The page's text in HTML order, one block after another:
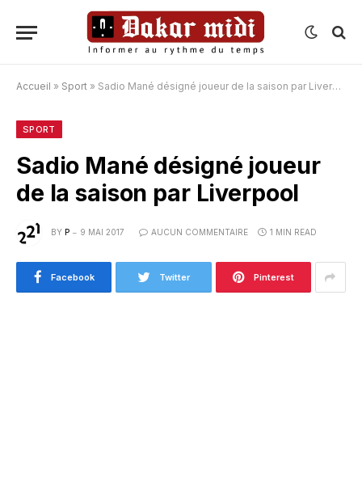
Accueil » Sport » Sadio Mané désigné joueur de la saison par Liverpool
SPORT
Sadio Mané désigné joueur
de la saison par Liverpool
BY P 9 MAI 2017 AUCUN COMMENTAIRE 1 MIN READ
Facebook Twitter Pinterest